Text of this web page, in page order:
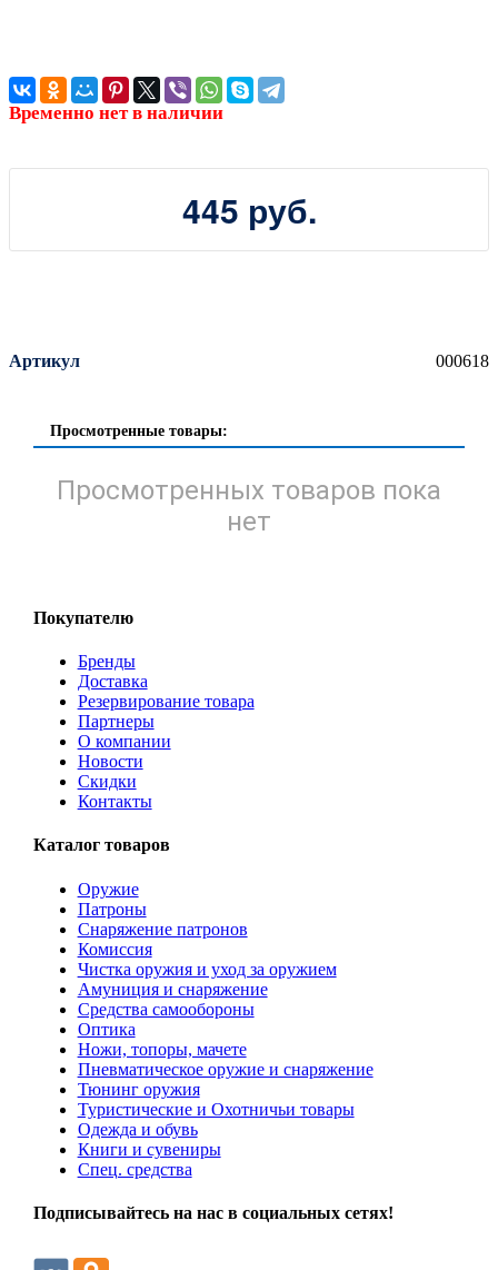
Временно нет в наличии
445 руб.
Артикул 000618
Просмотренные товары:
Просмотренных товаров пока
нет
Покупателю
Бренды
Доставка
Резервирование товара
Партнеры
О компании
Новости
Скидки
Контакты
Каталог товаров
Оружие
Патроны
Снаряжение патронов
Комиссия
Чистка оружия и уход за оружием
Амуниция и снаряжение
Средства самообороны
Оптика
Ножи, топоры, мачете
Пневматическое оружие и снаряжение
Тюнинг оружия
Туристические и Охотничьи товары
Одежда и обувь
Книги и сувениры
Спец. средства
Подписывайтесь на нас в социальных сетях!